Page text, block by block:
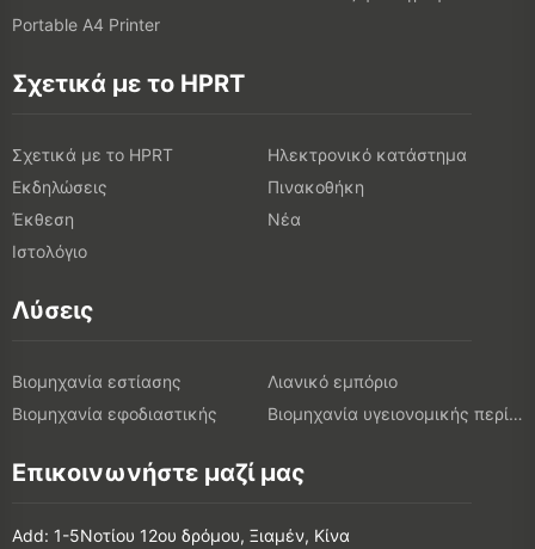
Portable A4 Printer
Σχετικά με το HPRT
Σχετικά με το HPRT
Ηλεκτρονικό κατάστημα
Εκδηλώσεις
Πινακοθήκη
Έκθεση
Νέα
Ιστολόγιο
Λύσεις
Βιομηχανία εστίασης
Λιανικό εμπόριο
Βιομηχανία εφοδιαστικής
Βιομηχανία υγειονομικής περίθαλψης
Επικοινωνήστε μαζί μας
Add: 1-5Νοτίου 12ου δρόμου, Ξιαμέν, Κίνα